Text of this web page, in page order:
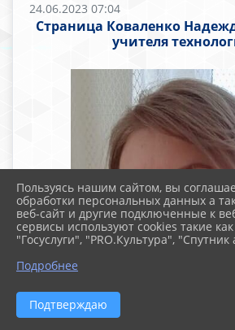
24.06.2023 07:04
Страница Коваленко
учителя
Пользуясь нашим сайтом, вы
обработки персональных данных а
веб-сайт и другие подключенные к
сервисы используют cookies такие
"Госуслуги", "PRO.Культура",
Подробнее
Подтверждаю